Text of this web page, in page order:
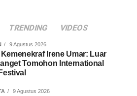
TRENDING VIDEOS
9 Agustus 2026
Irene Umar: Luar
Tomohon International
9 Agustus 2026